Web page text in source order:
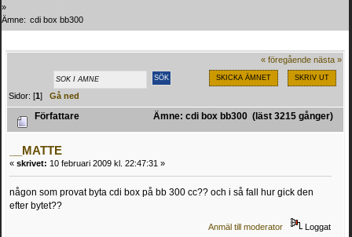
»
Ämne: cdi box bb300
« föregående nästa »
SKICKA ÄMNET SKRIV UT
Sidor: [1]Gå ned
Författare Ämne: cdi box bb300 (läst 3215 gånger)
__MATTE
« skrivet: 10 februari 2009 kl. 22:47:31 »
någon som provat byta cdi box på bb 300 cc?? och i så fall hur gick den
efter bytet??
Anmäl till moderator Loggat